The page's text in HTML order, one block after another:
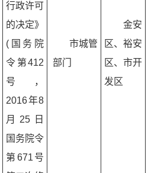
行政许可
的决定》
(国务院
令第412
号，
2016年8
月25日
国务院令
第671号
市城管
部门
金安
区、裕安
区、市开
发区